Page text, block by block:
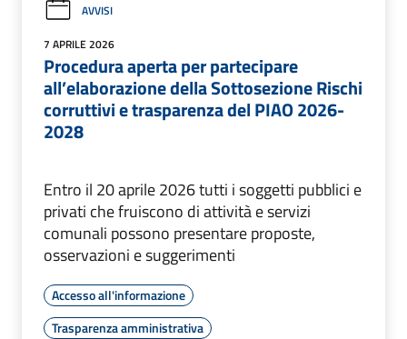
AVVISI
7 APRILE 2026
Procedura aperta per partecipare
all’elaborazione della Sottosezione Rischi
corruttivi e trasparenza del PIAO 2026-
2028
Entro il 20 aprile 2026 tutti i soggetti pubblici e
privati che fruiscono di attività e servizi
comunali possono presentare proposte,
osservazioni e suggerimenti
Accesso all'informazione
Trasparenza amministrativa